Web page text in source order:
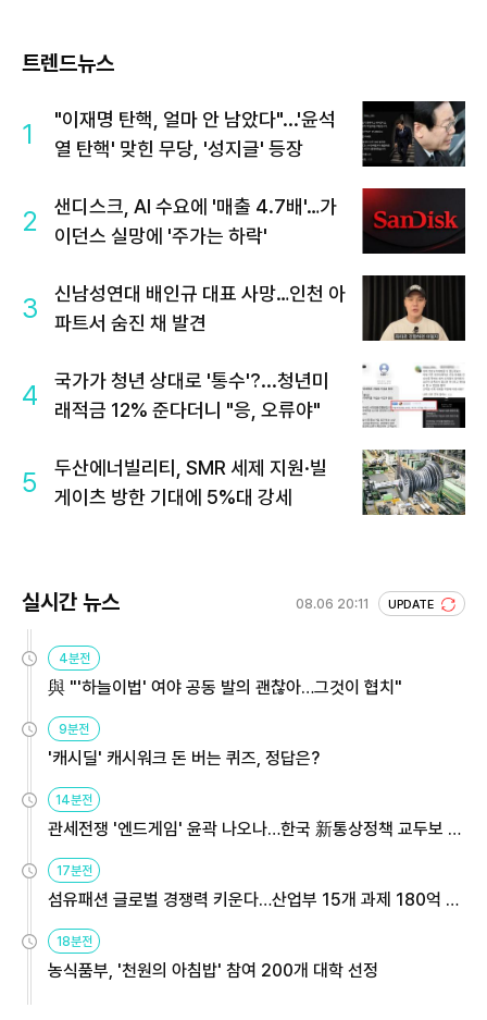
트렌드뉴스
1
"이재명 탄핵, 얼마 안 남았다"...'윤석
열 탄핵' 맞힌 무당, '성지글' 등장
2
샌디스크, AI 수요에 '매출 4.7배'…가
이던스 실망에 '주가는 하락'
3
신남성연대 배인규 대표 사망…인천 아
파트서 숨진 채 발견
4
국가가 청년 상대로 '통수'?...청년미
래적금 12% 준다더니 "응, 오류야"
5
두산에너빌리티, SMR 세제 지원·빌
게이츠 방한 기대에 5%대 강세
실시간 뉴스 08.06 20:11 UPDATE
4분전
與 "'하늘이법' 여야 공동 발의 괜찮아…그것이 협치"
9분전
'캐시딜' 캐시워크 돈 버는 퀴즈, 정답은?
14분전
관세전쟁 '엔드게임' 윤곽 나오나…한국 新통상정책 교두보 활
용해야
17분전
섬유패션 글로벌 경쟁력 키운다…산업부 15개 과제 180억 지
원
18분전
농식품부, '천원의 아침밥' 참여 200개 대학 선정